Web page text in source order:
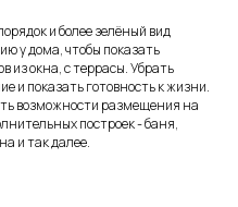
и более зелёный вид
у дома, чтобы показать
из окна, с террасы. Убрать
и показать готовность к жизни.
возможности размещения на
построек - баня,
и так далее.